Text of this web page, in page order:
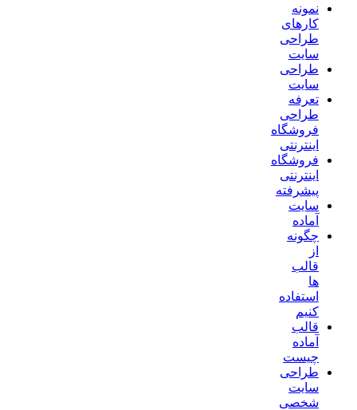
نمونه
کارهای
طراحی
سایت
طراحی
سایت
تعرفه
طراحی
فروشگاه
اینترنتی
فروشگاه
اینترنتی
پیشرفته
سایت
آماده
چگونه
از
قالب
ها
استفاده
کنیم
قالب
آماده
چیست
طراحی
سایت
شخصی